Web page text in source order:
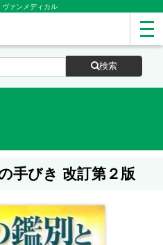
ァンメディカル
検索
手びき 改訂第２版